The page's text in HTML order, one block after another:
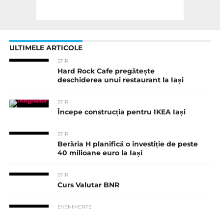
ULTIMELE ARTICOLE
STIRI
Hard Rock Cafe pregătește
deschiderea unui restaurant la Iași
STIRI
Începe construcția pentru IKEA Iași
STIRI
Berăria H planifică o investiție de peste
40 milioane euro la Iași
STIRI
Curs Valutar BNR
EVENIMENTE